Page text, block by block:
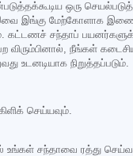
ஒரு
இங்கு மேற்கோளாக
கட்டணச் சந்தாப்
நீங்கள்
உடனடியாக நிறுத்தப்படும்.
செய்யவும்.
உங்கள் சந்தாவை ரத்து